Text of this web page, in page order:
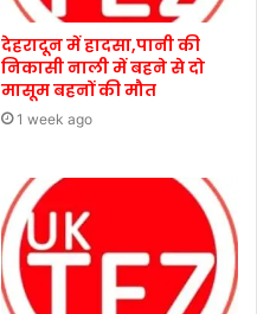
देहरादून में हादसा,पानी की
निकासी नाली में बहने से दो
मासूम बहनों की मौत
1 week ago